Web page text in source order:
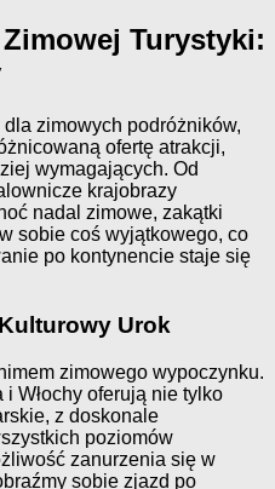
Turystyki:
zimowych podróżników,
ofertę atrakcji,
wymagających. Od
krajobrazy
nadal zimowe, zakątki
sobie coś wyjątkowego, co
po kontynencie staje się
Urok
zimowego wypoczynku.
Włochy oferują nie tylko
z doskonale
poziomów
zanurzenia się w
sobie zjazd po